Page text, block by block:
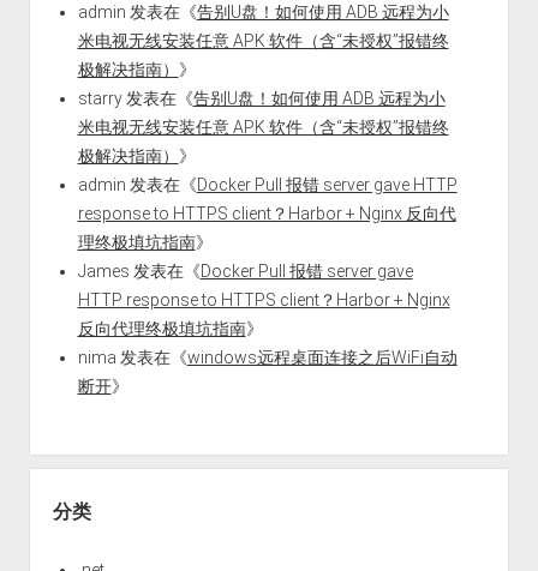
admin 发表在《告别U盘！如何使用 ADB 远程为小
米电视无线安装任意 APK 软件（含“未授权”报错终
极解决指南） 》
starry发表在《告别U盘！如何使用 ADB 远程为小
米电视无线安装任意 APK 软件（含“未授权”报错终
极解决指南） 》
admin 发表在《Docker Pull 报错 server gave HTTP
response to HTTPS client？Harbor + Nginx 反向代
理终极填坑指南》
James 发表在《Docker Pull 报错 server gave
HTTP response to HTTPS client？Harbor + Nginx
反向代理终极填坑指南》
nima 发表在《windows远程桌面连接之后WiFi自动
断开》
分类